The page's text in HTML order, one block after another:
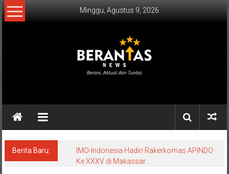
Lompat
ke
Minggu, Agustus 9, 2026
NEWS
Aktual
Tuntas.
Berita Baru:
IMO-Indonesia Hadiri Rakerkornas APINDO
Ke XXXV di Makassar